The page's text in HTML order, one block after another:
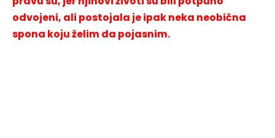
odvojeni, ali postojala je ipak neka neobična
spona koju želim da pojasnim.